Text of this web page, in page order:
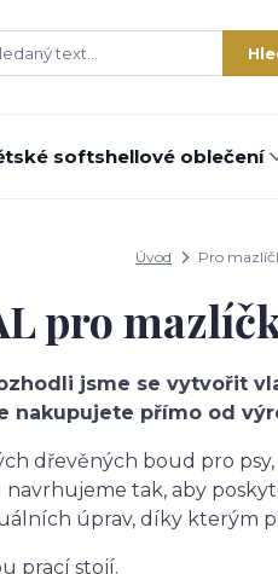
softshellové oblečení
Úvod Pro
pro
jsme se
nakupujete přímo od
dřevěných boud pro
tak, aby
úprav, díky
prací stojí.